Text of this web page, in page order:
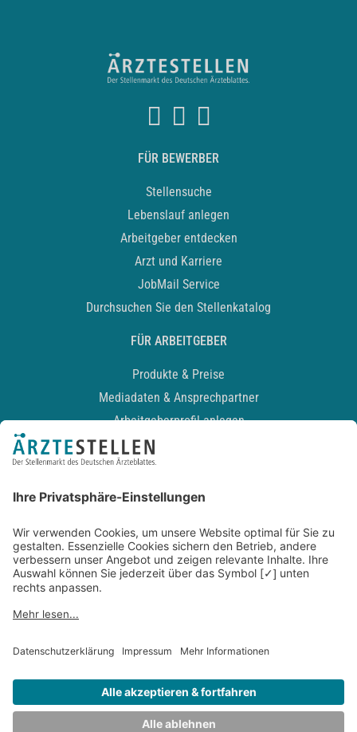
FÜR BEWERBER
Stellensuche
Lebenslauf anlegen
Arbeitgeber entdecken
Arzt und Karriere
JobMail Service
Durchsuchen Sie den Stellenkatalog
FÜR ARBEITGEBER
Produkte & Preise
Mediadaten & Ansprechpartner
Arbeitgeberprofil anlegen
Recruiting-Podcast
Kontakt
Datenschutz
Newsletter